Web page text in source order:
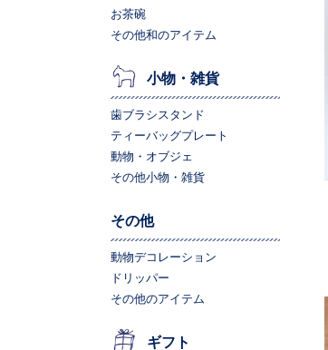
お茶碗
その他和のアイテム
小物・雑貨
歯ブラシスタンド
ティーバッグプレート
動物・オブジェ
その他小物・雑貨
その他
動物デコレーション
ドリッパー
その他のアイテム
ギフト